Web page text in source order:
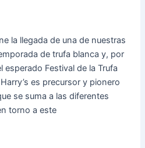
la llegada de una de nuestras
de trufa blanca y, por
esperado Festival de la Trufa
es precursor y pionero
se suma a las diferentes
torno a este